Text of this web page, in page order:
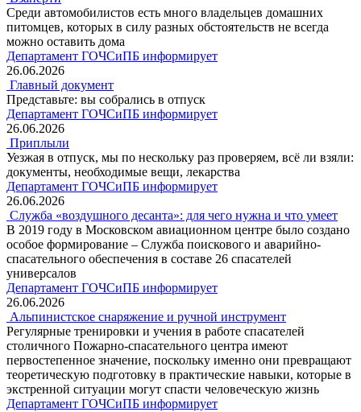
Среди автомобилистов есть много владельцев домашних
питомцев, которых в силу разных обстоятельств не всегда
можно оставить дома
Департамент ГОЧСиПБ информирует
26.06.2026
Главный документ
Представьте: вы собрались в отпуск
Департамент ГОЧСиПБ информирует
26.06.2026
Приплыли
Уезжая в отпуск, мы по нескольку раз проверяем, всё ли взяли:
документы, необходимые вещи, лекарства
Департамент ГОЧСиПБ информирует
26.06.2026
Служба «воздушного десанта»: для чего нужна и что умеет
В 2019 году в Московском авиационном центре было создано
особое формирование – Служба поискового и аварийно-
спасательного обеспечения в составе 26 спасателей
универсалов
Департамент ГОЧСиПБ информирует
26.06.2026
Альпинистское снаряжение и ручной инструмент
Регулярные тренировки и учения в работе спасателей
столичного Пожарно-спасательного центра имеют
первостепенное значение, поскольку именно они превращают
теоретическую подготовку в практические навыки, которые в
экстренной ситуации могут спасти человеческую жизнь
Департамент ГОЧСиПБ информирует